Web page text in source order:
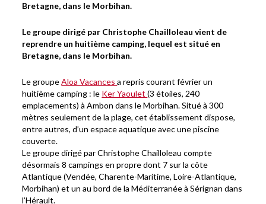
Bretagne, dans le Morbihan.
Le groupe dirigé par Christophe Chailloleau vient de
reprendre un huitième camping, lequel est situé en
Bretagne, dans le Morbihan.
Le groupeAloa Vacancesa repris courant février un
huitième camping : le Ker Yaoulet(3 étoiles, 240
emplacements) à Ambon dans le Morbihan. Situé à 300
mètres seulement de la plage, cet établissement dispose,
entre autres, d’un espace aquatique avec une piscine
couverte.
Le groupe dirigé par Christophe Chailloleau compte
désormais 8 campings en propre dont 7 sur la côte
Atlantique (Vendée, Charente-Maritime, Loire-Atlantique,
Morbihan) et un au bord de la Méditerranée à Sérignan dans
l’Hérault.